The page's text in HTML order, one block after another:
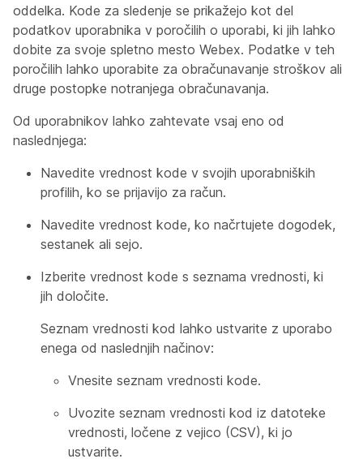
oddelka. Kode za sledenje se prikažejo kot del
podatkov uporabnika v poročilih o uporabi, ki jih lahko
dobite za svoje spletno mesto Webex. Podatke v teh
poročilih lahko uporabite za obračunavanje stroškov ali
druge postopke notranjega obračunavanja.
Od uporabnikov lahko zahtevate vsaj eno od
naslednjega:
Navedite vrednost kode v svojih uporabniških
profilih, ko se prijavijo za račun.
Navedite vrednost kode, ko načrtujete dogodek,
sestanek ali sejo.
Izberite vrednost kode s seznama vrednosti, ki
jih določite.
Seznam vrednosti kod lahko ustvarite z uporabo
enega od naslednjih načinov:
Vnesite seznam vrednosti kode.
Uvozite seznam vrednosti kod iz datoteke
vrednosti, ločene z vejico (CSV), ki jo
ustvarite.